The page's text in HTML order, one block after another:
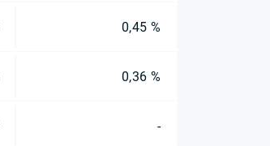
0,45 %
0,36 %
-